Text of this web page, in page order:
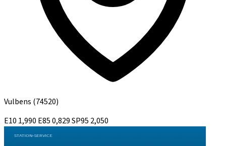
Vulbens (74520)
E10 1,990 E850,829SP95 2,050